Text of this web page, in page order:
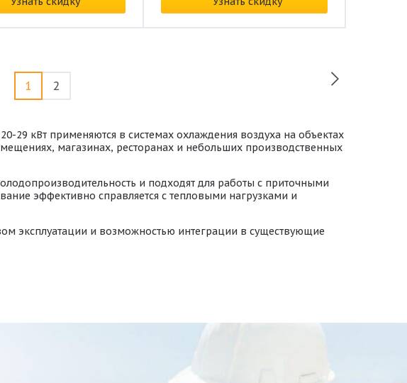
1 2
кВт применяются в системах охлаждения воздуха на объектах
магазинах, ресторанах и небольших производственных
и подходят для работы с приточными
эффективно справляется с тепловыми нагрузками и
эксплуатации и возможностью интеграции в существующие